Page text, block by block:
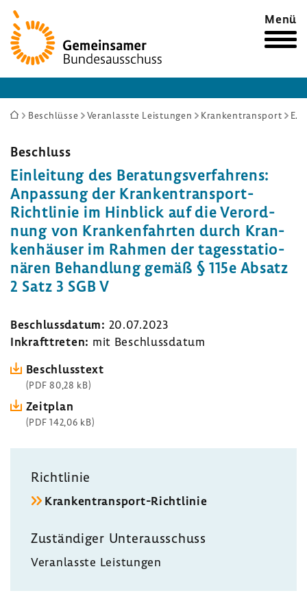
Zur
Startseite
Menü
Sie
hier:
Beschlüsse Veranlasste Leistungen Krankentransport Einleitung des Beratungsverfahrens: Anpassung der Krankentransport-Richtlinie im Hinblick auf die Verordnung von Krankenfahrten durch Krankenhäuser im Rahmen der tagesstationären Behandlung gemäß § 115e Absatz 2 Satz 3 SGB V
Beschluss
Einlei­tung des Bera­tungs­ver­fah­rens:
Anpas­sung der Krankentransport-​
Richtlinie im Hinblick auf die Verord­
nung von Kran­ken­fahrten durch Kran­
ken­häuser im Rahmen der tages­sta­tio­
nären Behand­lung gemäß § 115e Absatz
2 Satz 3 SGB V
Beschluss­datum: 20.07.2023
Inkraft­treten: mit Beschluss­datum
Beschluss­text
(PDF 80,28 kB)
Zeit­plan
(PDF 142,06 kB)
Richt­linie
Krankentransport-​Richtlinie
Zustän­diger Unter­aus­schuss
Veran­lasste Leis­tungen